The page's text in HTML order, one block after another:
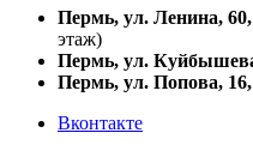
Пермь, ул. Ленина, 60,
этаж)
Пермь, ул.
Пермь, ул. Попова, 16,
Вконтакте